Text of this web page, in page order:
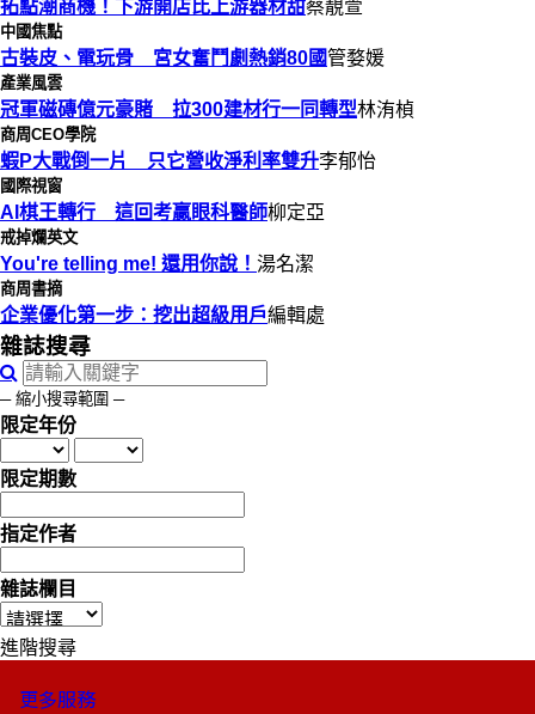
拓點潮商機！下游開店比上游器材甜蔡靚萱
中國焦點
古裝皮、電玩骨 宮女奮鬥劇熱銷80國管婺媛
產業風雲
冠軍磁磚億元豪賭 拉300建材行一同轉型林洧楨
商周CEO學院
蝦P大戰倒一片 只它營收淨利率雙升李郁怡
國際視窗
AI棋王轉行 這回考贏眼科醫師柳定亞
戒掉爛英文
You're telling me! 還用你說！ 湯名潔
商周書摘
企業優化第一步：挖出超級用戶編輯處
雜誌搜尋
─ 縮小搜尋範圍 ─
限定年份
限定期數
指定作者
雜誌欄目
進階搜尋
更多服務